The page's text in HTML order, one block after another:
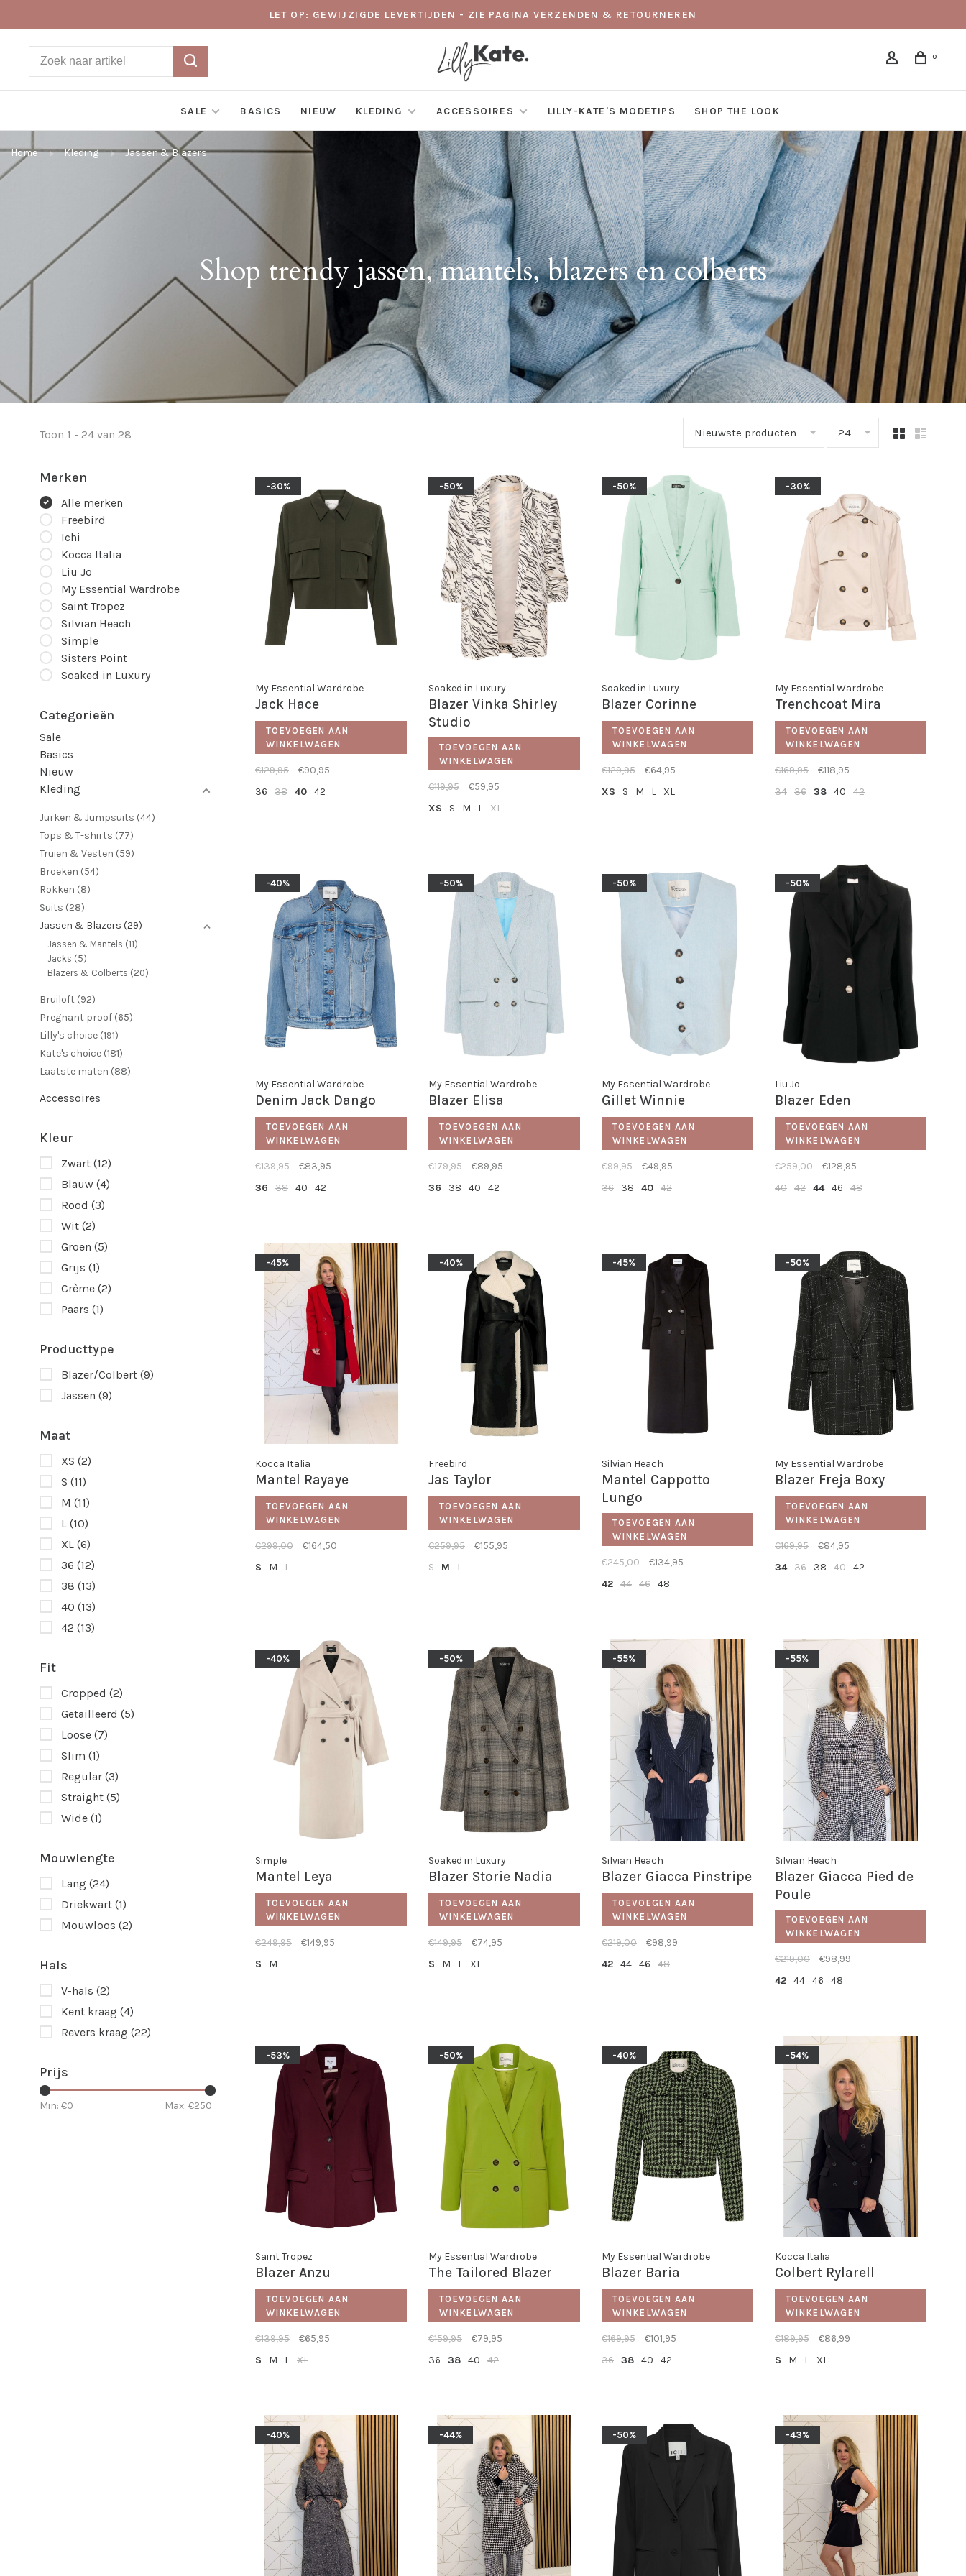
LET OP: GEWIJZIGDE LEVERTIJDEN - ZIE PAGINA VERZENDEN & RETOURNEREN
0
SALE BASICS NIEUW KLEDING ACCESSOIRES LILLY-KATE'S MODETIPS SHOP THE LOOK
Home Kleding Jassen & Blazers
Shop trendy jassen, mantels, blazers en colberts
Toon 1 - 24 van 28 Nieuwste producten 24
Merken
Alle merken
Freebird
Ichi
Kocca Italia
Liu Jo
My Essential Wardrobe
Saint Tropez
Silvian Heach
Simple
Sisters Point
Soaked in Luxury
Categorieën
Sale
Basics
Nieuw
Kleding
Jurken & Jumpsuits (44)
Tops & T-shirts (77)
Truien & Vesten (59)
Broeken (54)
Rokken (8)
Suits (28)
Jassen & Blazers (29)
Jassen & Mantels (11)
Jacks (5)
Blazers & Colberts (20)
Bruiloft (92)
Pregnant proof (65)
Lilly's choice (191)
Kate's choice (181)
Laatste maten (88)
Accessoires
Kleur
Zwart (12)
Blauw (4)
Rood (3)
Wit (2)
Groen (5)
Grijs (1)
Crème (2)
Paars (1)
Producttype
Blazer/Colbert (9)
Jassen (9)
Maat
XS (2)
S (11)
M (11)
L (10)
XL (6)
36 (12)
38 (13)
40 (13)
42 (13)
Fit
Cropped (2)
Getailleerd (5)
Loose (7)
Slim (1)
Regular (3)
Straight (5)
Wide (1)
Mouwlengte
Lang (24)
Driekwart (1)
Mouwloos (2)
Hals
V-hals (2)
Kent kraag (4)
Revers kraag (22)
Prijs
Min: €0 Max: €250
-30%
My Essential Wardrobe
Jack Hace
TOEVOEGEN AAN
WINKELWAGEN
€129,95
€90,95
36
38 40 42
-50%
Soaked in Luxury
Blazer Vinka Shirley
Studio
TOEVOEGEN AAN
WINKELWAGEN
€119,95
€59,95
XS
S M L XL
-50%
Soaked in Luxury
Blazer Corinne
TOEVOEGEN AAN
WINKELWAGEN
€129,95
€64,95
XS
S M L XL
-30%
My Essential Wardrobe
Trenchcoat Mira
TOEVOEGEN AAN
WINKELWAGEN
€169,95
€118,95
34 36 38 40 42
-40%
My Essential Wardrobe
Denim Jack Dango
TOEVOEGEN AAN
WINKELWAGEN
€139,95
€83,95
36
38 40 42
-50%
My Essential Wardrobe
Blazer Elisa
TOEVOEGEN AAN
WINKELWAGEN
€179,95
€89,95
36
38 40 42
-50%
My Essential Wardrobe
Gillet Winnie
TOEVOEGEN AAN
WINKELWAGEN
€99,95
€49,95
36
38 40 42
-50%
Liu Jo
Blazer Eden
TOEVOEGEN AAN
WINKELWAGEN
€259,00
€128,95
40 42 44 46 48
-45%
Kocca Italia
Mantel Rayaye
TOEVOEGEN AAN
WINKELWAGEN
€299,00
€164,50
S
M L
-40%
Freebird
Jas Taylor
TOEVOEGEN AAN
WINKELWAGEN
€259,95
€155,95
S
M L
-45%
Silvian Heach
Mantel Cappotto
Lungo
TOEVOEGEN AAN
WINKELWAGEN
€245,00
€134,95
42 44 46 48
-50%
My Essential Wardrobe
Blazer Freja Boxy
TOEVOEGEN AAN
WINKELWAGEN
€169,95
€84,95
34 36 38 40 42
-40%
Simple
Mantel Leya
TOEVOEGEN AAN
WINKELWAGEN
€249,95
€149,95
S
M
-50%
Soaked in Luxury
Blazer Storie Nadia
TOEVOEGEN AAN
WINKELWAGEN
€149,95
€74,95
S
M L XL
-55%
Silvian Heach
Blazer Giacca Pinstripe
TOEVOEGEN AAN
WINKELWAGEN
€219,00
€98,99
42 44 46 48
-55%
Silvian Heach
Blazer Giacca Pied de
Poule
TOEVOEGEN AAN
WINKELWAGEN
€219,00
€98,99
42 44 46 48
-53%
Saint Tropez
Blazer Anzu
TOEVOEGEN AAN
WINKELWAGEN
€139,95
€65,95
S
M L XL
-50%
My Essential Wardrobe
The Tailored Blazer
TOEVOEGEN AAN
WINKELWAGEN
€159,95
€79,95
36
38 40 42
-40%
My Essential Wardrobe
Blazer Baria
TOEVOEGEN AAN
WINKELWAGEN
€169,95
€101,95
36 38 40 42
-54%
Kocca Italia
Colbert Rylarell
TOEVOEGEN AAN
WINKELWAGEN
€189,95
€86,99
S
M L XL
-40% -44% -50% -43%